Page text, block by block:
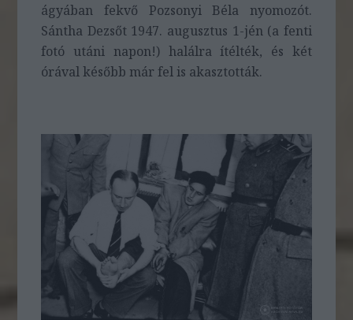
ágyában fekvő Pozsonyi Béla nyomozót.
Sántha Dezsőt 1947. augusztus 1-jén (a fenti
fotó utáni napon!) halálra ítélték, és két
órával később már fel is akasztották.